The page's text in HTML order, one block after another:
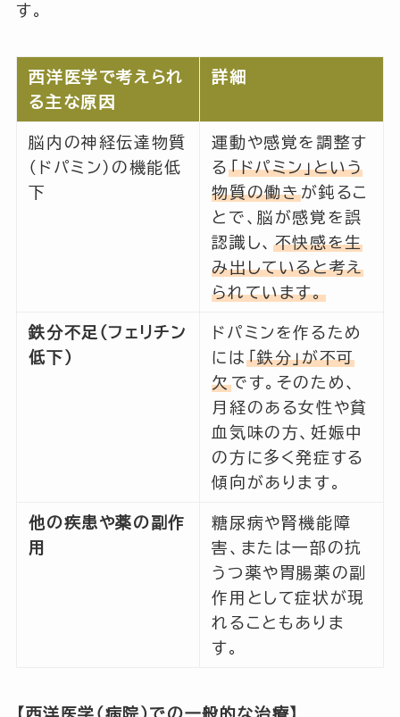
す。
西洋医学で考えられ
る主な原因
詳細
脳内の神経伝達物質
（ドパミン）の機能低
下
運動や感覚を調整す
る 「ドパミン」という
物質の働きが鈍るこ
とで、脳が感覚を誤
認識し、
不快感を生
み出していると考え
られています。
鉄分不足（フェリチン
低下）
ドパミンを作るため
には 「鉄分」が不可
欠です。そのため、
月経のある女性や貧
血気味の方、妊娠中
の方に多く発症する
傾向があります。
他の疾患や薬の副作
用
糖尿病や腎機能障
害、または一部の抗
うつ薬や胃腸薬の副
作用として症状が現
れることもありま
す。